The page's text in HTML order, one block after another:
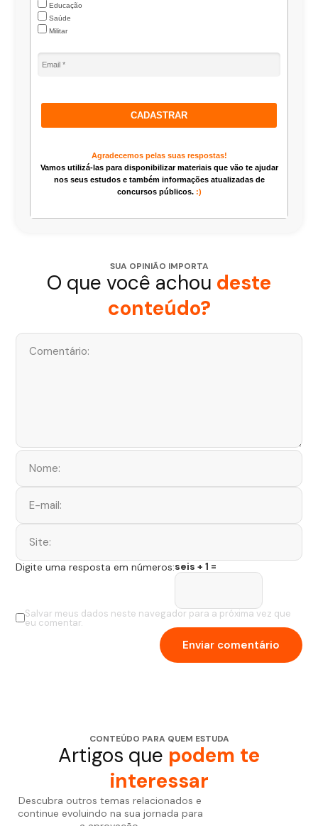
Educação
Saúde
Militar
CADASTRAR
Agradecemos pelas suas respostas!
Vamos utilizá-las para disponibilizar materiais que vão te ajudar
nos seus estudos e também informações atualizadas de
concursos públicos. :)
SUA OPINIÃO IMPORTA
O que você achou deste
conteúdo?
Salvar meus dados neste navegador para a próxima vez que
eu comentar.
Digite uma resposta em números:seis + 1 =
CONTEÚDO PARA QUEM ESTUDA
Artigos que podem te
interessar
Descubra outros temas relacionados e
continue evoluindo na sua jornada para